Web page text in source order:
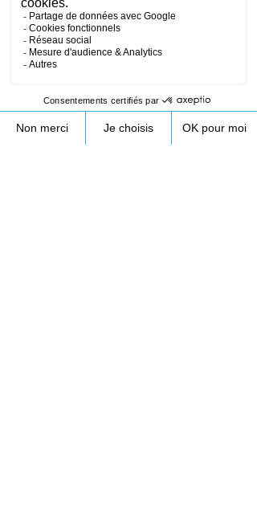
172 Rue de Longifan, 38530 Chapareillan,
France
+33953231089
contact@droneprocess.com